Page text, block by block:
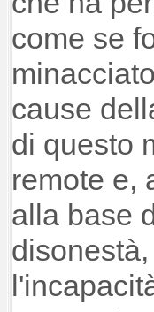
come se
cause
di questo
remote e,
alla base